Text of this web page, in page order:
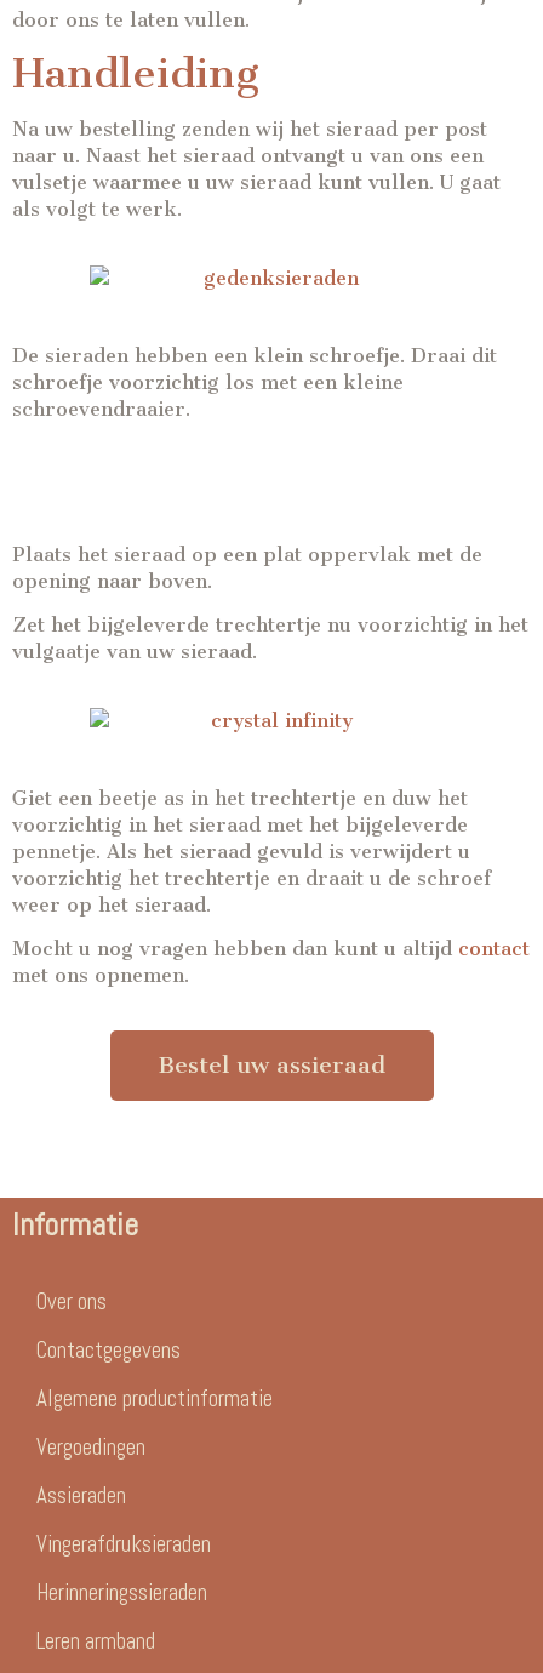
door ons te laten vullen.
Handleiding
Na uw bestelling zenden wij het sieraad per post
naar u. Naast het sieraad ontvangt u van ons een
vulsetje waarmee u uw sieraad kunt vullen. U gaat
als volgt te werk.
De sieraden hebben een klein schroefje. Draai dit
schroefje voorzichtig los met een kleine
schroevendraaier.
Plaats het sieraad op een plat oppervlak met de
opening naar boven.
Zet het bijgeleverde trechtertje nu voorzichtig in het
vulgaatje van uw sieraad.
Giet een beetje as in het trechtertje en duw het
voorzichtig in het sieraad met het bijgeleverde
pennetje. Als het sieraad gevuld is verwijdert u
voorzichtig het trechtertje en draait u de schroef
weer op het sieraad.
Mocht u nog vragen hebben dan kunt u altijd contact
met ons opnemen.
Bestel uw assieraad
Informatie
Over ons
Contactgegevens
Algemene productinformatie
Vergoedingen
Assieraden
Vingerafdruksieraden
Herinneringssieraden
Leren armband